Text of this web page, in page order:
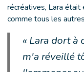
récréatives, Lara
comme tous les
« Lara dort à
m'a réveillé